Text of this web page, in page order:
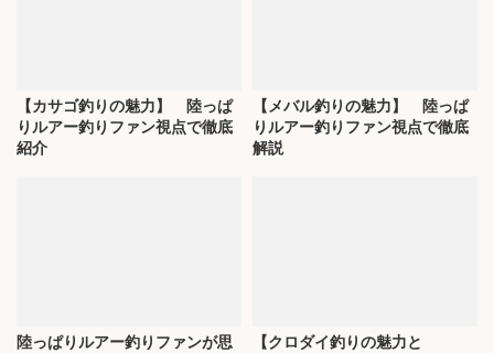
【カサゴ釣りの魅力】 陸っぱ
りルアー釣りファン視点で徹底
紹介
【メバル釣りの魅力】 陸っぱ
りルアー釣りファン視点で徹底
解説
陸っぱりルアー釣りファンが思
【クロダイ釣りの魅力と